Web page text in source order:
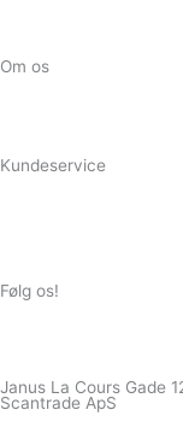
Om os
Kundeservice
Følg os!
Janus La Cours Gade
Scantrade ApS